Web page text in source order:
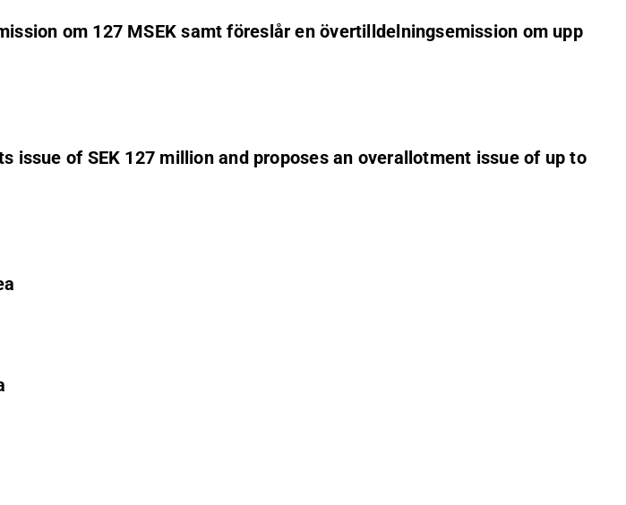
om 127 MSEK samt föreslår en övertilldelningsemission om upp
of SEK 127 million and proposes an overallotment issue of up to